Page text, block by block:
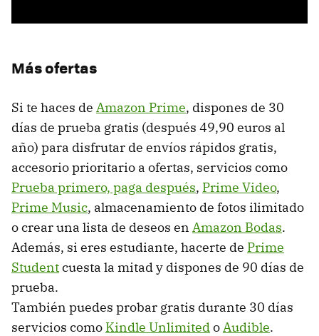
Más ofertas
Si te haces de Amazon Prime, dispones de 30
días de prueba gratis (después 49,90 euros al
año) para disfrutar de envíos rápidos gratis,
accesorio prioritario a ofertas, servicios como
Prueba primero, paga después, Prime Video,
Prime Music, almacenamiento de fotos ilimitado
o crear una lista de deseos en Amazon Bodas.
Además, si eres estudiante, hacerte de Prime
Studentcuesta la mitad y dispones de 90 días de
prueba.
También puedes probar gratis durante 30 días
servicios como Kindle UnlimitedoAudible.